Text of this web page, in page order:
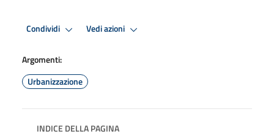
Condividi Vedi azioni
Argomenti:
Urbanizzazione
INDICE DELLA PAGINA